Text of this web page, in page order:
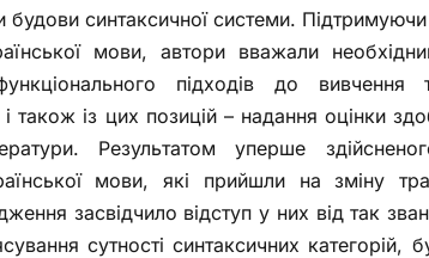
будови синтаксичної системи.
мови, автори вважали
функціонального підходів до
і також із цих позицій – надання оцінки
Результатом уперше
мови, які прийшли на зміну
засвідчило відступ у них від так
сутності синтаксичних